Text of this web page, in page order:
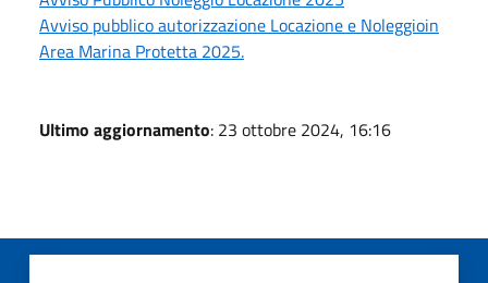
Avviso pubblico autorizzazione Locazione e Noleggioin
Area Marina Protetta 2025.
Ultimo aggiornamento: 23 ottobre 2024, 16:16